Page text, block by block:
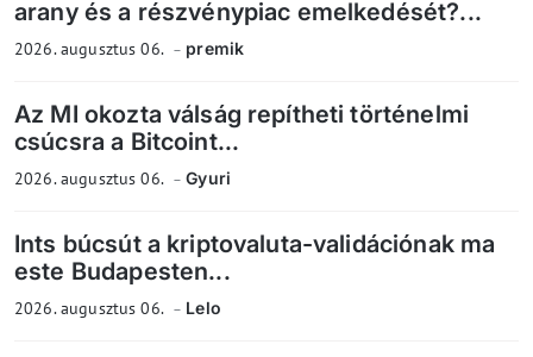
arany és a részvénypiac emelkedését?...
2026. augusztus 06. premik
Az MI okozta válság repítheti történelmi
csúcsra a Bitcoint...
2026. augusztus 06. Gyuri
Ints búcsút a kriptovaluta-validációnak ma
este Budapesten...
2026. augusztus 06. Lelo